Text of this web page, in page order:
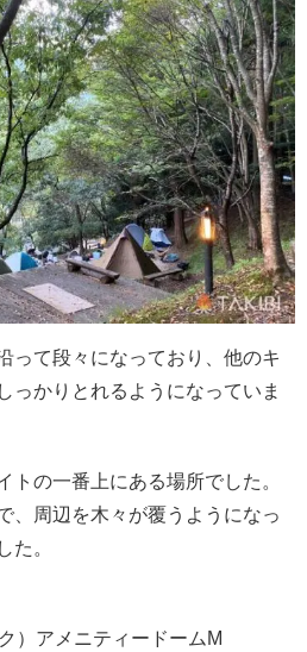
って段々になっており、他のキ
っかりとれるようになっていま
トの一番上にある場所でした。
、周辺を木々が覆うようになっ
た。
）アメニティードームM